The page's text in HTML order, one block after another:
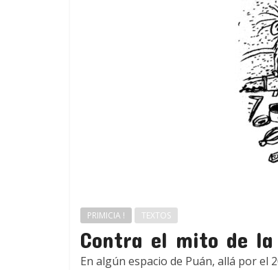
PRIMICIA ! TEXTOS
Contra el mito de
En algún espacio de Puán, allá por el